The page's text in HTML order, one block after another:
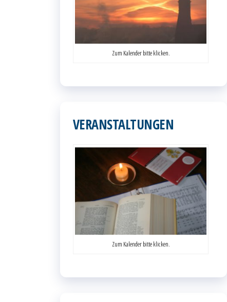
Zum Kalender bitte klicken.
VERANSTALTUNGEN
Zum Kalender bitte klicken.